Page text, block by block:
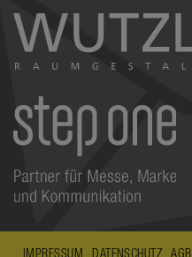
IMPRESSUM DATENSCHUTZ AGB